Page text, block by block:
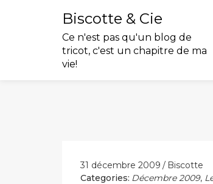
Biscotte & Cie
Ce n'est pas qu'un blog de
tricot, c'est un chapitre de ma
vie!
31 décembre 2009
Biscotte
Categories: Décembre 2009,